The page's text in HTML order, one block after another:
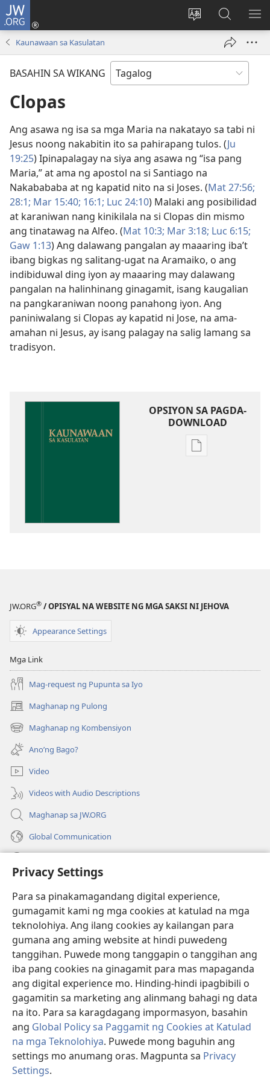
Privacy Settings
Para sa pinakamagandang digital experience,
gumagamit kami ng mga cookies at katulad na mga
teknolohiya. Ang ilang cookies ay kailangan para
gumana ang aming website at hindi puwedeng
tanggihan. Puwede mong tanggapin o tanggihan ang
iba pang cookies na ginagamit para mas mapaganda
ang digital experience mo. Hinding-hindi ipagbibili o
gagamitin sa marketing ang alinmang bahagi ng data
na ito. Para sa karagdagang impormasyon, basahin
ang Global Policy sa Paggamit ng Cookies at Katulad
na mga Teknolohiya. Puwede mong baguhin ang
settings mo anumang oras. Magpunta sa Privacy
Settings.
JW.ORG
Baguhin
ng
Mag-
log
bubukas
sa
JW.ORG
Kaunawaan sa Kasulatan
BASAHIN SA WIKANG
Clopas
Ang asawa ng isa sa mga Maria na nakatayo sa tabi ni
Jesus noong nakabitin ito sa pahirapang tulos. (Ju
19:25) Ipinapalagay na siya ang asawa ng “isa pang
Maria,” at ama ng apostol na si Santiago na
Nakabababa at ng kapatid nito na si Joses. (Mat 27:56;
28:1; Mar 15:40; 16:1; Luc 24:10) Malaki ang posibilidad
at karaniwan nang kinikilala na si Clopas din mismo
ang tinatawag na Alfeo. (Mat 10:3; Mar 3:18; Luc 6:15;
Gaw 1:13) Ang dalawang pangalan ay maaaring iba’t
ibang bigkas ng salitang-ugat na Aramaiko, o ang
indibiduwal ding iyon ay maaaring may dalawang
pangalan na halinhinang ginagamit, isang kaugalian
na pangkaraniwan noong panahong iyon. Ang
paniniwalang si Clopas ay kapatid ni Jose, na ama-
amahan ni Jesus, ay isang palagay na salig lamang sa
tradisyon.
OPSIYON SA PAGDA-
DOWNLOAD
Opsiyon
JW.ORG® / OPISYAL NA WEBSITE NG MGA SAKSI NI JEHOVA
Appearance Settings
Mga Link
Mag-request ng Pupunta sa Iyo
Maghanap ng Pulong
(may
bubukas
na
bagong
window)
Maghanap ng Kombensiyon
(may
bubukas
na
bagong
window)
Ano’ng Bago?
Video
Videos with Audio Descriptions
Maghanap sa JW.ORG
Global Communication
(may
na
bagong
window)
Watchtower ONLINE LIBRARY™
(may
bubukas
na
bagong
window)
JW Hub ®
(may
bubukas
bagong
window)
JW Library ®
Watchtower Library®
Copyright
KASUNDUAN SA PAGGAMIT